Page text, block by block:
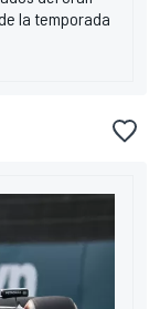
la temporada